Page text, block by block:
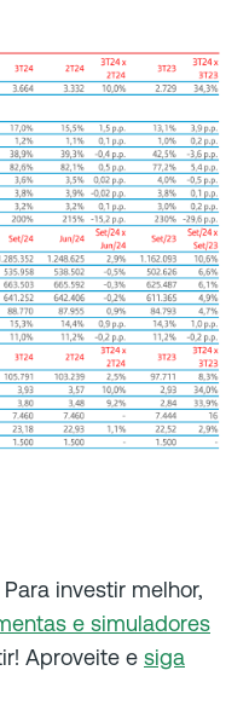
Para investir melhor,
e simuladores
Aproveite e siga